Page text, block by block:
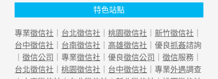
特色站點
專業徵信社 ｜ 台北徵信社 ｜ 桃園徵信社 ｜ 新竹徵信社 ｜
台中徵信社 ｜ 台南徵信社 ｜ 高雄徵信社 ｜優良抓姦諮詢
｜ 徵信公司 ｜專業徵信社 ｜優良徵信公司 ｜ 徵信服務｜
台北徵信社 ｜ 桃園徵信社 ｜ 台中徵信社 ｜專業外遇調查